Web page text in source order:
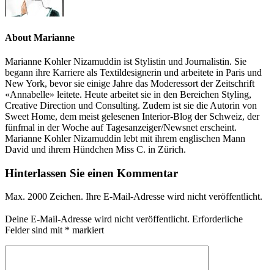
About Marianne
Marianne Kohler Nizamuddin ist Stylistin und Journalistin. Sie
begann ihre Karriere als Textildesignerin und arbeitete in Paris und
New York, bevor sie einige Jahre das Moderessort der Zeitschrift
«Annabelle» leitete. Heute arbeitet sie in den Bereichen Styling,
Creative Direction und Consulting. Zudem ist sie die Autorin von
Sweet Home, dem meist gelesenen Interior-Blog der Schweiz, der
fünfmal in der Woche auf Tagesanzeiger/Newsnet erscheint.
Marianne Kohler Nizamuddin lebt mit ihrem englischen Mann
David und ihrem Hündchen Miss C. in Zürich.
Hinterlassen Sie einen Kommentar
Max. 2000 Zeichen. Ihre E-Mail-Adresse wird nicht veröffentlicht.
Deine E-Mail-Adresse wird nicht veröffentlicht. Erforderliche
Felder sind mit * markiert